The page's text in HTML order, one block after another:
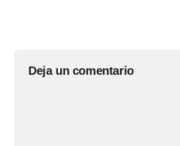
Deja un comentario